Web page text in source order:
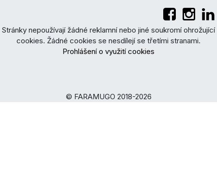
Stránky nepoužívají žádné reklamní nebo jiné soukromí ohrožující
cookies. Žádné cookies se nesdílejí se třetími stranami.
Prohlášení o využití cookies
© FARAMUGO 2018-2026